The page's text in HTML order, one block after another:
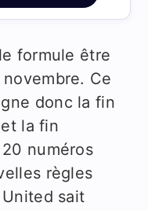
formule être
Ce
donc la fin
la fin
numéros
règles
sait